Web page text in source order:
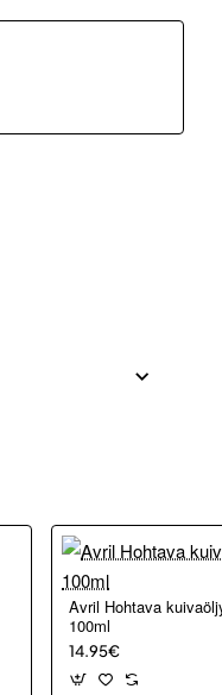
Avril Hohtava
100ml
14.95€